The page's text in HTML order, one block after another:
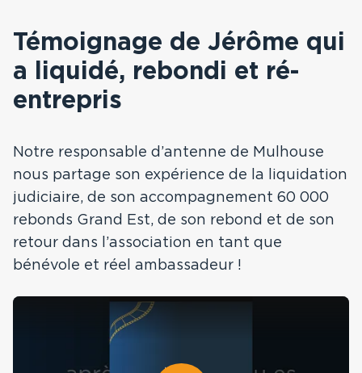
Témoignage de Jérôme qui
a liquidé, rebondi et ré-
entrepris
Notre responsable d’antenne de Mulhouse
nous partage son expérience de la liquidation
judiciaire, de son accompagnement 60 000
rebonds Grand Est, de son rebond et de son
retour dans l’association en tant que
bénévole et réel ambassadeur !